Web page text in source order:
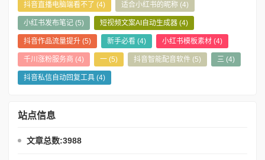
抖音直播电脑端看不了 (4) 适合小红书的昵称 (4)
小红书发布笔记 (5) 短视频文案AI自动生成器 (4)
抖音作品流量提升 (5) 新手必看 (4) 小红书模板素材 (4)
千川涨粉服务商 (4) 一 (5) 抖音智能配音软件 (5) 三 (4)
抖音私信自动回复工具 (4)
站点信息
文章总数:3988